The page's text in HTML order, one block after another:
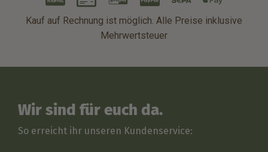
Kauf auf Rechnung ist möglich. Alle Preise inklusive
Mehrwertsteuer
Wir sind für euch da.
So erreicht ihr unseren Kundenservice: